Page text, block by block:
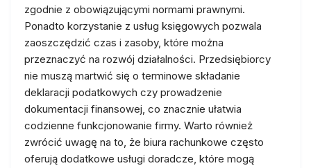
zgodnie z obowiązującymi normami prawnymi.
Ponadto korzystanie z usług księgowych pozwala
zaoszczędzić czas i zasoby, które można
przeznaczyć na rozwój działalności. Przedsiębiorcy
nie muszą martwić się o terminowe składanie
deklaracji podatkowych czy prowadzenie
dokumentacji finansowej, co znacznie ułatwia
codzienne funkcjonowanie firmy. Warto również
zwrócić uwagę na to, że biura rachunkowe często
oferują dodatkowe usługi doradcze, które mogą